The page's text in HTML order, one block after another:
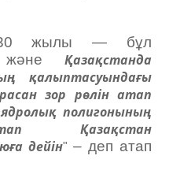
30 жылы — бұл
Қазақстанда
қалыптасуындағы
зор рөлін атап
полигонының
Қазақстан
дейін" – деп атап